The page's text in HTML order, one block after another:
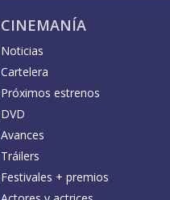
CINEMANÍA
Noticias
Cartelera
Próximos estrenos
DVD
Avances
Tráilers
Festivales + premios